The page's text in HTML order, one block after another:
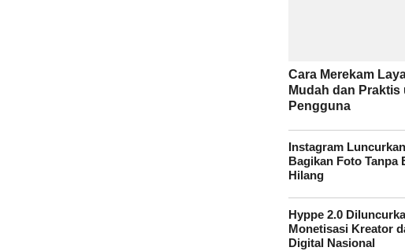
Cara Merekam
Mudah dan
Pengguna
Instagram
Bagikan Foto Tanpa
Hilang
Hyppe 2.0
Monetisasi Kreator
Digital Nasional